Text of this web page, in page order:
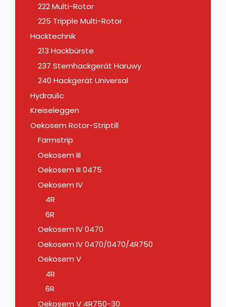
222 Multi-Rotor
225 Tripple Multi-Rotor
Hacktechnik
213 Hackbürste
237 Sternhackgerät Haruwy
240 Hackgerät Universal
Hydraulic
Kreiseleggen
Oekosem Rotor-Striptill
Farmstrip
Oekosem III
Oekosem III 0475
Oekosem IV
4R
6R
Oekosem IV 0470
Oekosem IV 0470/0470/4R750
Oekosem V
4R
6R
Oekosem V 4R750-30